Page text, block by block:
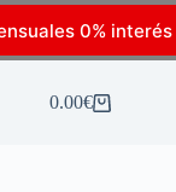
0% interés
0.00€